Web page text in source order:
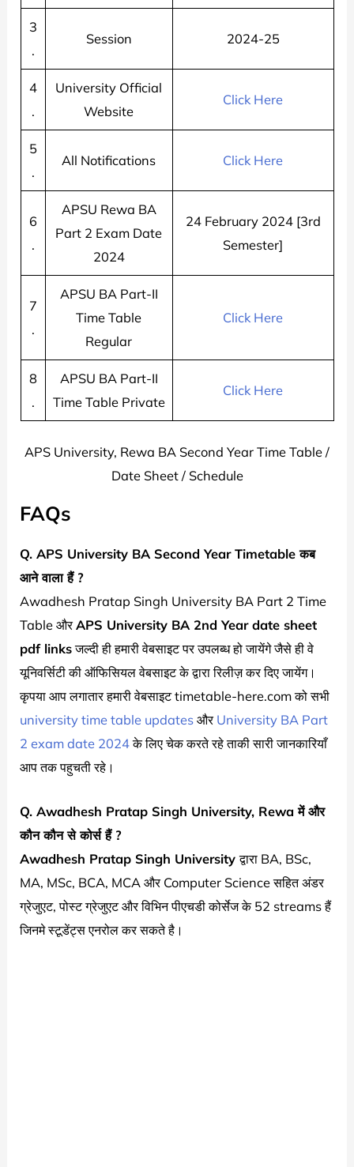
3
.
Session 2024-25
4
.
University Official
Website
Click Here
5
.
All Notifications Click Here
6
.
APSU Rewa BA
Part 2 Exam Date
2024
24 February 2024 [3rd
Semester]
7
.
APSU BA Part-II
Time Table
Regular
Click Here
8
.
APSU BA Part-II
Time Table Private
Click Here
APS University, Rewa BA Second Year Time Table /
Date Sheet / Schedule
FAQs
Q. APS University BA Second Year Timetable कब
आने वाला हैं ?
Awadhesh Pratap Singh University BA Part 2 Time
Table औरAPS University BA 2nd Year date sheet
pdf linksजल्दी ही हमारी वेबसाइट पर उपलब्ध हो जायेंगे जैसे ही वे
यूनिवर्सिटी की ऑफिसियल वेबसाइट के द्वारा रिलीज़ कर दिए जायेंग।
कृपया आप लगातार हमारी वेबसाइट timetable-here.com को सभी
university time table updates और University BA Part
2 exam date 2024के लिए चेक करते रहे ताकी सारी जानकारियाँ
आप तक पहुचती रहे।
Q. Awadhesh Pratap Singh University, Rewa में और
कौन कौन से कोर्स हैं ?
Awadhesh Pratap Singh Universityद्वारा BA, BSc,
MA, MSc, BCA, MCA और Computer Science सहित अंडर
ग्रेजुएट, पोस्ट ग्रेजुएट और विभिन पीएचडी कोर्सेज के 52 streams हैं
जिनमे स्टूडेंट्स एनरोल कर सकते है।